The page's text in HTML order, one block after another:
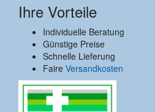
Ihre Vorteile
Individuelle Beratung
Günstige Preise
Schnelle Lieferung
Faire Versandkosten